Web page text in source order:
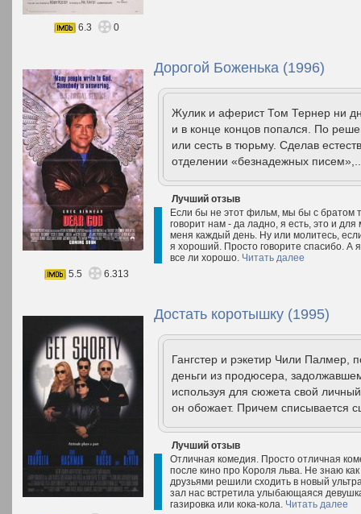
6.3 0
Дорогой Боженька (1996)
Жулик и аферист Том Тернер ни
и в конце концов попался. По
или сесть в тюрьму. Сделав
отделении «безнадежных
Лучший отзыв
Если бы не этот фильм, мы бы с братом
говорит нам - да ладно, я есть, это и
меня каждый день. Ну или молитесь,
я хороший. Просто говорите спасибо. А
все ли хорошо. Читать далее
5.5
6.313
Достать коротышку (1995)
Гангстер и рэкетир Чили Палмер,
деньги из продюсера,
используя для сюжета свой
он обожает. Причем списывается
Лучший отзыв
Отличная комедия. Просто отличная
после кино про Короля льва. Не знаю
друзьями решили сходить в новый
зал нас встретила улыбающаяся
газировка или кока-кола. Читать далее